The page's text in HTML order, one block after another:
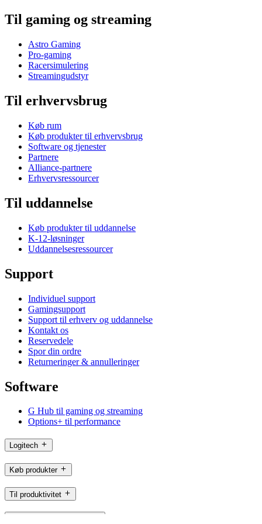
Til gaming og streaming
Astro Gaming
Pro-gaming
Racersimulering
Streamingudstyr
Til erhvervsbrug
Køb rum
Køb produkter til erhvervsbrug
Software og tjenester
Partnere
Alliance-partnere
Erhvervsressourcer
Til uddannelse
Køb produkter til uddannelse
K-12-løsninger
Uddannelsesressourcer
Support
Individuel support
Gamingsupport
Support til erhverv og uddannelse
Kontakt os
Reservedele
Spor din ordre
Returneringer & annulleringer
Software
G Hub til gaming og streaming
Options+ til performance
Logitech
Køb produkter
Til produktivitet